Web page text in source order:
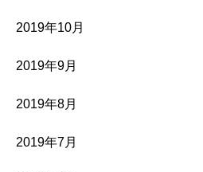
2019年10月
2019年9月
2019年8月
2019年7月